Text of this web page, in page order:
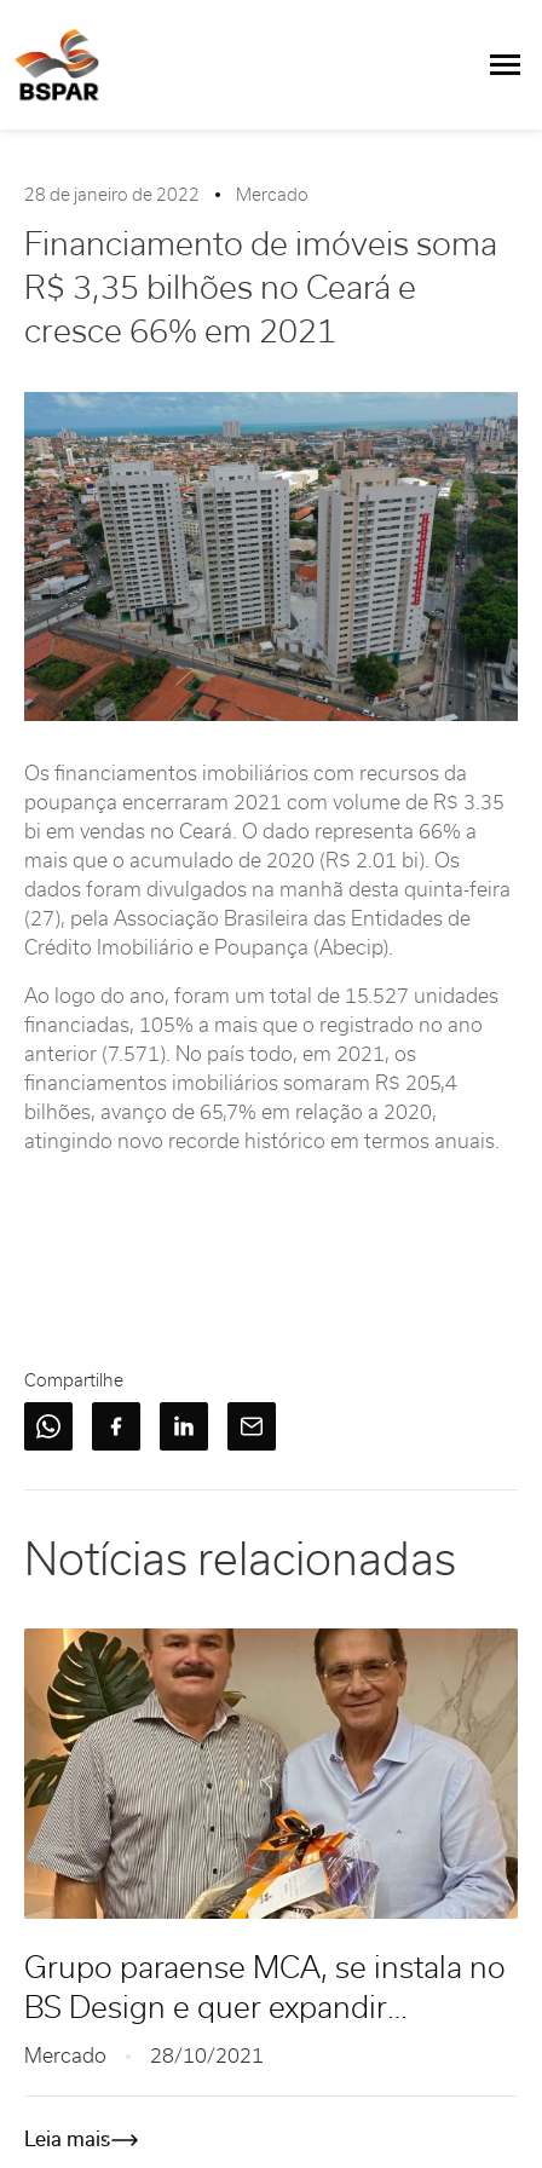
28 de janeiro de 2022 Mercado
Financiamento de imóveis soma
R$ 3,35 bilhões no Ceará e
cresce 66% em 2021
Os financiamentos imobiliários com recursos da
poupança encerraram 2021 com volume de R$ 3.35
bi em vendas no Ceará. O dado representa 66% a
mais que o acumulado de 2020 (R$ 2.01 bi). Os
dados foram divulgados na manhã desta quinta-feira
(27), pela Associação Brasileira das Entidades de
Crédito Imobiliário e Poupança (Abecip).
Ao logo do ano, foram um total de 15.527 unidades
financiadas, 105% a mais que o registrado no ano
anterior (7.571). No país todo, em 2021, os
financiamentos imobiliários somaram R$ 205,4
bilhões, avanço de 65,7% em relação a 2020,
atingindo novo recorde histórico em termos anuais.
Compartilhe
Notícias relacionadas
Grupo paraense MCA, se instala no
BS Design e quer expandir
negócios no Ceará
Mercado 28/10/2021
Leia mais